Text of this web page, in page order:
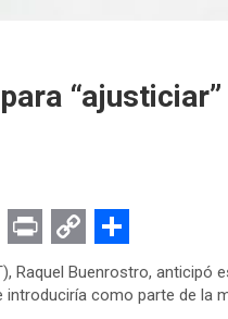
P
r
C
o
S
h
Raquel Buenrostro, anticipó
como parte de la